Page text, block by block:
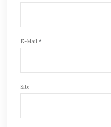
E-Mail *
Site